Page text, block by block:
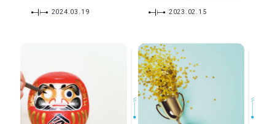
2024.03.19 2023.02.15